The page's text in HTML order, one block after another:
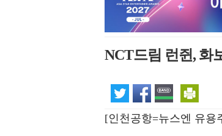
NCT드림 런쥔, 화
[인천공항=뉴스엔 유용